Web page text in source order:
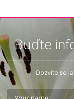
Buďte
Dozvíte se